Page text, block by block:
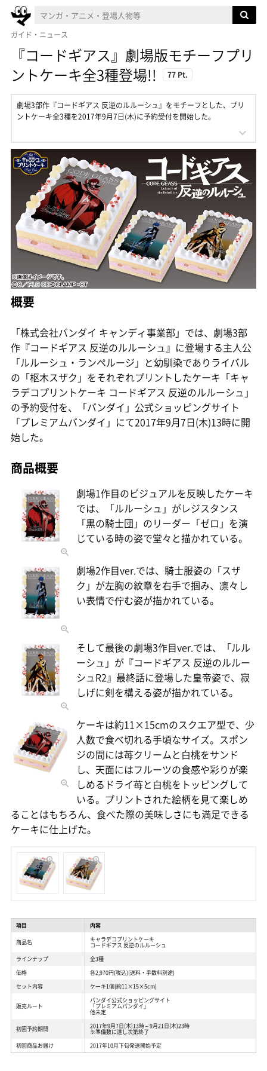
ガイド・ニュース
『コードギアス』劇場版モチーフプリ
ントケーキ全3種登場!!
77 Pt.
劇場3部作『コードギアス 反逆のルルーシュ』をモチーフとした、プリ
ントケーキ全3種を2017年9月7日(木)に予約受付を開始した。
概要
「株式会社バンダイ キャンディ事業部」では、劇場3部
作『コードギアス 反逆のルルーシュ』に登場する主人公
「ルルーシュ・ランペルージ」と幼馴染でありライバル
の「枢木スザク」をそれぞれプリントしたケーキ「キャ
ラデコプリントケーキ コードギアス 反逆のルルーシュ」
の予約受付を、「バンダイ」公式ショッピングサイト
「プレミアムバンダイ」にて2017年9月7日(木)13時に開
始した。
商品概要
劇場1作目のビジュアルを反映したケーキ
では、「ルルーシュ」がレジスタンス
「黒の騎士団」のリーダー「ゼロ」を演
じている時の姿で堂々と描かれている。
劇場2作目ver.では、騎士服姿の「スザ
ク」が左胸の紋章を右手で掴み、凛々し
い表情で佇む姿が描かれている。
そして最後の劇場3作目ver.では、「ルル
ーシュ」が『コードギアス 反逆のルルー
シュR2』最終話に登場した皇帝姿で、寂
しげに剣を構える姿が描かれている。
ケーキは約11×15cmのスクエア型で、少
人数で食べ切れる手頃なサイズ。スポン
ジの間には苺クリームと白桃をサンド
し、天面にはフルーツの食感や彩りが楽
しめるドライ苺と白桃をトッピングして
いる。プリントされた絵柄を見て楽しめ
ることはもちろん、食べた際の美味しさにも満足できる
ケーキに仕上げた。
項目 内容
商品名 キャラデコプリントケーキ
コードギアス 反逆のルルーシュ
ラインナップ
全3種
価格
各2,970円(税込)(送料・手数料別途)
セット内容
ケーキ1個(約11×15×5cm)
販売ルート
バンダイ公式ショッピングサイト
「プレミアムバンダイ」
他未定
初回予約期間 2017年9月7日(木)13時～9月21日(木)23時
※準備数に達し次第終了
初回商品お届け
2017年10月下旬発送開始予定